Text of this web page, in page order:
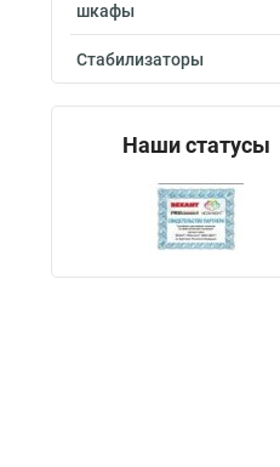
шкафы
Стабилизаторы
Наши статусы